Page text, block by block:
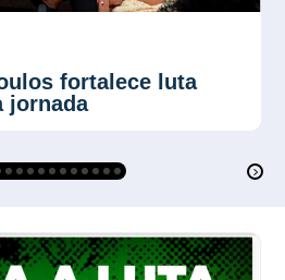
proteção contra